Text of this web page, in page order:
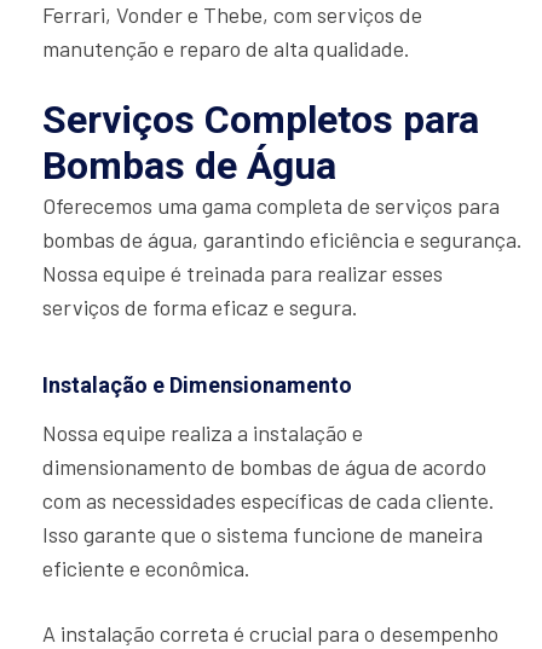
Ferrari, Vonder e Thebe, com serviços de
manutenção e reparo de alta qualidade.
Serviços Completos para
Bombas de Água
Oferecemos uma gama completa de serviços para
bombas de água, garantindo eficiência e segurança.
Nossa equipe é treinada para realizar esses
serviços de forma eficaz e segura.
Instalação e Dimensionamento
Nossa equipe realiza a instalação e
dimensionamento de bombas de água de acordo
com as necessidades específicas de cada cliente.
Isso garante que o sistema funcione de maneira
eficiente e econômica.
A instalação correta é crucial para o desempenho